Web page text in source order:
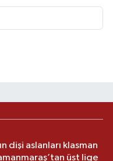
dişi aslanları klasman
üst lige